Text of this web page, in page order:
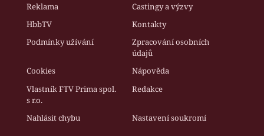
Reklama
Castingy a výzvy
HbbTV
Kontakty
Podmínky užívání
Zpracování osobních
údajů
Cookies
Nápověda
Vlastník FTV Prima spol.
s r.o.
Redakce
Nahlásit chybu Nastavení soukromí